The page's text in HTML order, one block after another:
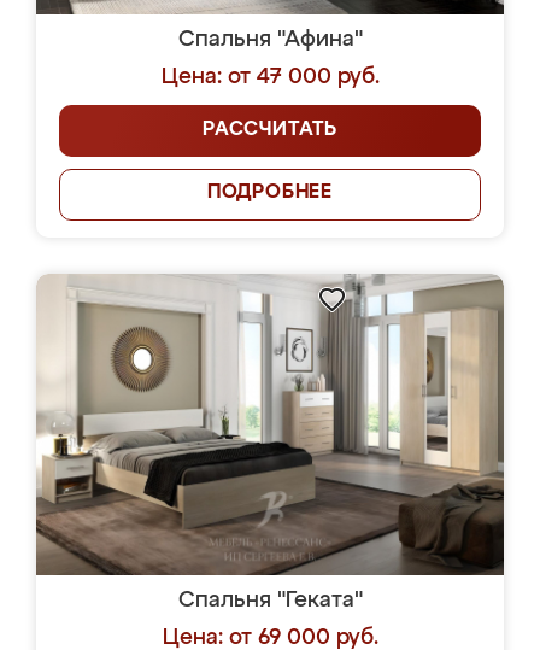
Спальня "Афина"
Цена: от 47 000 руб.
РАССЧИТАТЬ
ПОДРОБНЕЕ
Спальня "Геката"
Цена: от 69 000 руб.